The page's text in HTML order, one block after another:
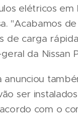
elétricos em
"Acabamos
de carga
da Nissan
ser
com o